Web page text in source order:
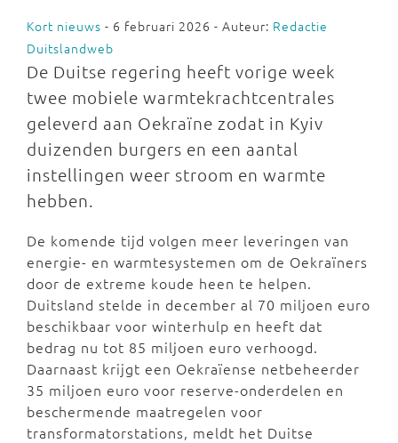
Kort nieuws - 6 februari 2026 - Auteur: Redactie
Duitslandweb
De Duitse regering heeft vorige week
twee mobiele warmtekrachtcentrales
geleverd aan Oekraïne zodat in Kyiv
duizenden burgers en een aantal
instellingen weer stroom en warmte
hebben.
De komende tijd volgen meer leveringen van
energie- en warmtesystemen om de Oekraïners
door de extreme koude heen te helpen.
Duitsland stelde in december al 70 miljoen euro
beschikbaar voor winterhulp en heeft dat
bedrag nu tot 85 miljoen euro verhoogd.
Daarnaast krijgt een Oekraïense netbeheerder
35 miljoen euro voor reserve-onderdelen en
beschermende maatregelen voor
transformatorstations, meldt het Duitse